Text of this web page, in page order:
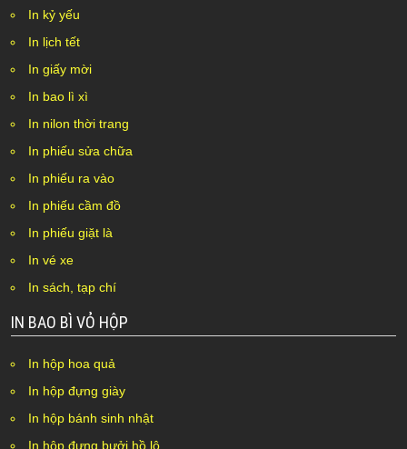
In kỷ yếu
In lịch tết
In giấy mời
In bao lì xì
In nilon thời trang
In phiếu sửa chữa
In phiếu ra vào
In phiếu cầm đồ
In phiếu giặt là
In vé xe
In sách, tạp chí
IN BAO BÌ VỎ HỘP
In hộp hoa quả
In hộp đựng giày
In hộp bánh sinh nhật
In hộp đựng bưởi hồ lô